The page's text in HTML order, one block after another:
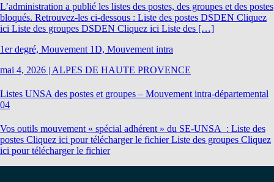
L’administration a publié les listes des postes, des groupes et des postes
bloqués. Retrouvez-les ci-dessous : Liste des postes DSDEN Cliquez
ici Liste des groupes DSDEN Cliquez ici Liste des […]
1er degré, Mouvement 1D, Mouvement intra
mai 4, 2026 | ALPES DE HAUTE PROVENCE
Listes UNSA des postes et groupes – Mouvement intra-départemental
04
Vos outils mouvement « spécial adhérent » du SE-UNSA : Liste des
postes Cliquez ici pour télécharger le fichier Liste des groupes Cliquez
ici pour télécharger le fichier